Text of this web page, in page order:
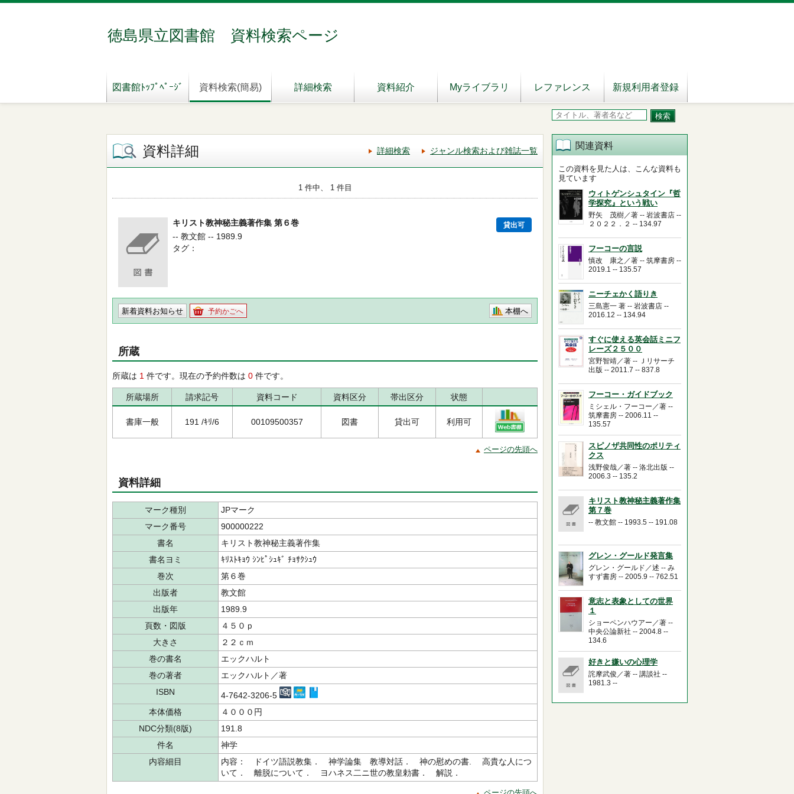
徳島県立図書館 資料検索ページ
図書館ﾄｯﾌﾟﾍﾟｰｼﾞ 資料検索(簡易) 詳細検索 資料紹介 Myライブラリ レファレンス 新規利用者登録
資料詳細 詳細検索 ジャンル検索および雑誌一覧
1 件中、 1 件目
キリスト教神秘主義著作集 第６巻 貸出可
-- 教文館 -- 1989.9
タグ
新着資料お知らせ 予約かごへ 本棚へ
所蔵
所蔵は 1 件です。現在の予約件数は 0 件です。
所蔵場所 請求記号 資料コード 資料区分 帯出区分 状態
書庫一般 191 /ｷﾘ/6 00109500357 図書 貸出可 利用可
ページの先頭へ
資料詳細
マーク種別
JPマーク
マーク番号
900000222
書名
キリスト教神秘主義著作集
書名ヨミ
ｷﾘｽﾄｷｮｳ ｼﾝﾋﾟｼｭｷﾞ ﾁｮｻｸｼｭｳ
巻次
第６巻
出版者
教文館
出版年
1989.9
頁数・図版
４５０ｐ
大きさ
２２ｃｍ
巻の書名
エックハルト
巻の著者
エックハルト／著
ISBN
4-7642-3206-5
本体価格
４０００円
NDC分類(8版)
191.8
件名
神学
内容細目
内容： ドイツ語説教集． 神学論集 教導対話． 神の慰めの書. 高貴な人につ
いて． 離脱について． ヨハネス二ニ世の教皇勅書． 解説．
関連資料
この資料を見た人は、こんな資料も
見ています
ウィトゲンシュタイン『哲
学探究』という戦い
野矢 茂樹／著 -- 岩波書店 --
２０２２．２ -- 134.97
フーコーの言説
慎改 康之／著 -- 筑摩書房 --
2019.1 -- 135.57
ニーチェかく語りき
三島憲一 著 -- 岩波書店 --
2016.12 -- 134.94
すぐに使える英会話ミニフ
レーズ２５００
宮野智靖／著 -- Ｊリサーチ
出版 -- 2011.7 -- 837.8
フーコー・ガイドブック
ミシェル・フーコー／著 --
筑摩書房 -- 2006.11 --
135.57
スピノザ共同性のポリティ
クス
浅野俊哉／著 -- 洛北出版 --
2006.3 -- 135.2
キリスト教神秘主義著作集
第７巻
-- 教文館 -- 1993.5 -- 191.08
グレン・グールド発言集
グレン・グールド／述 -- み
すず書房 -- 2005.9 -- 762.51
意志と表象としての世界
１
ショーペンハウアー／著 --
中央公論新社 -- 2004.8 --
134.6
好きと嫌いの心理学
詫摩武俊／著 -- 講談社 --
1981.3 --